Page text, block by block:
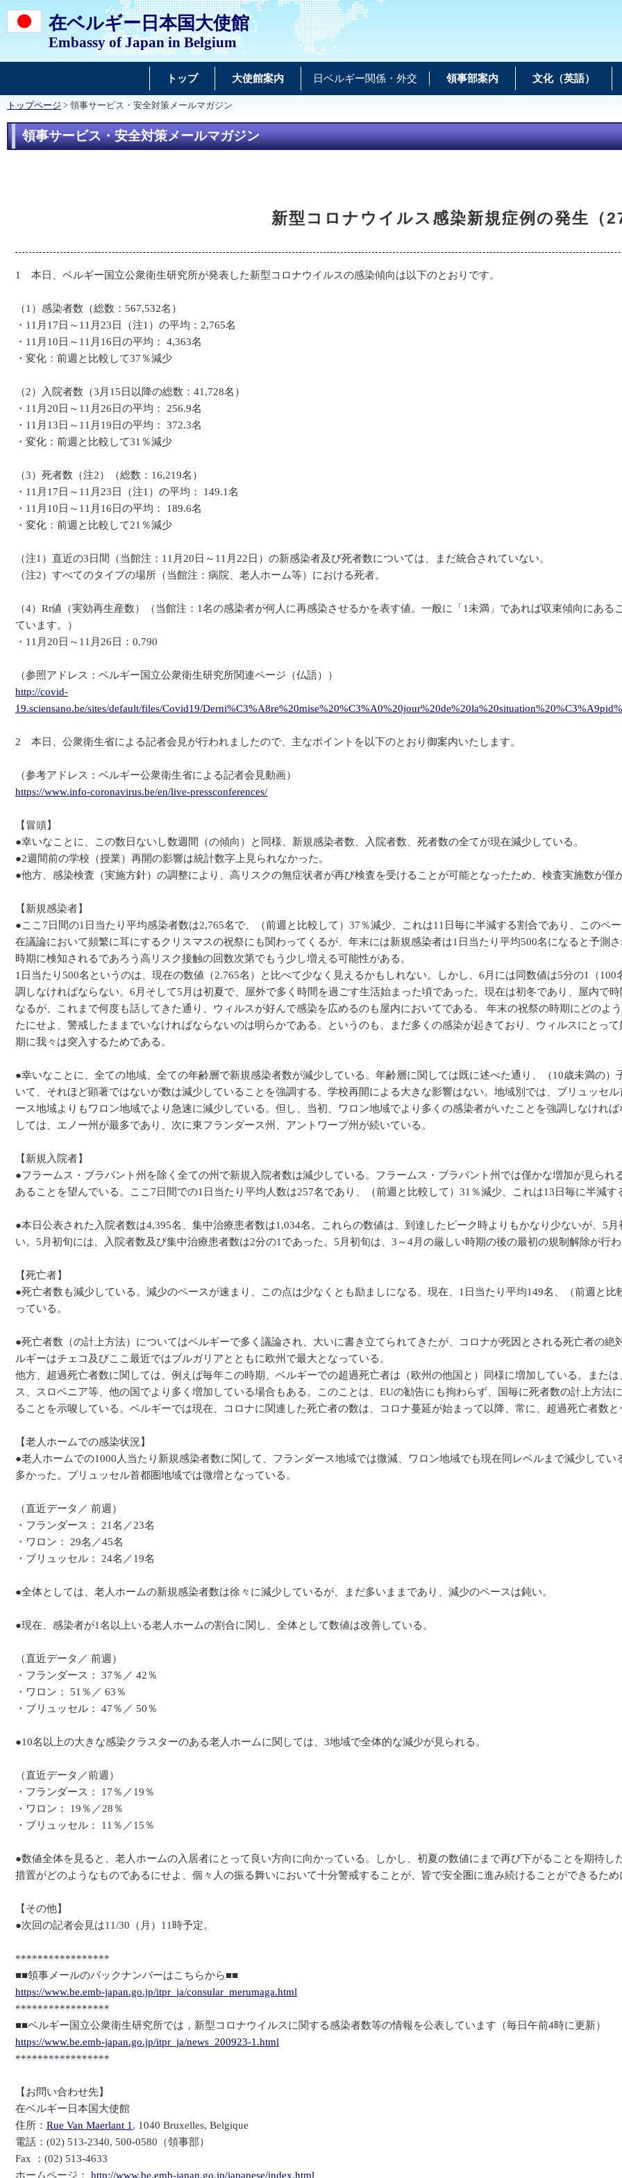
在ベルギー日本国大使館
Embassy of Japan in Belgium
トップ 大使館案内 日ベルギー関係・外交 領事部案内 文化（英語）
トップページ > 領事サービス・安全対策メールマガジン
領事サービス・安全対策メールマガジン
新型コロナウイルス感染新規症例の発生（
1 本日、ベルギー国立公衆衛生研究所が発表した新型コロナウイルスの感染傾向は以下のとおりです。
（1）感染者数（総数：567,532名）
・11月17日～11月23日（注1）の平均：2,765名
・11月10日～11月16日の平均： 4,363名
・変化：前週と比較して37％減少
（2）入院者数（3月15日以降の総数：41,728名）
・11月20日～11月26日の平均： 256.9名
・11月13日～11月19日の平均： 372.3名
・変化：前週と比較して31％減少
（3）死者数（注2）（総数：16,219名）
・11月17日～11月23日（注1）の平均： 149.1名
・11月10日～11月16日の平均： 189.6名
・変化：前週と比較して21％減少
（注1）直近の3日間（当館注：11月20日～11月22日）の新感染者及び死者数については、まだ統合されていない。
（注2）すべてのタイプの場所（当館注：病院、老人ホーム等）における死者。
（4）Rt値（実効再生産数）（当館注：1名の感染者が何人に再感染させるかを表す値。一般に「1未満」であれば収束傾向にある
ています。）
・11月20日～11月26日：0.790
（参照アドレス：ベルギー国立公衆衛生研究所関連ページ（仏語））
http://covid-
19.sciensano.be/sites/default/files/Covid19/
2 本日、公衆衛生省による記者会見が行われましたので、主なポイントを以下のとおり御案内いたします。
（参考アドレス：ベルギー公衆衛生省による記者会見動画）
https://www.info-coronavirus.be/en/live-pressconferences/
【冒頭】
●幸いなことに、この数日ないし数週間（の傾向）と同様、新規感染者数、入院者数、死者数の全てが現在減少している。
●2週間前の学校（授業）再開の影響は統計数字上見られなかった。
●他方、感染検査（実施方針）の調整により、高リスクの無症状者が再び検査を受けることが可能となったため、検査実施数が僅
【新規感染者】
●ここ7日間の1日当たり平均感染者数は2,765名で、（前週と比較して）37％減少、これは11日毎に半減する割合であり、このペ
在議論において頻繁に耳にするクリスマスの祝祭にも関わってくるが、年末には新規感染者は1日当たり平均500名になると予測
時期に検知されるであろう高リスク接触の回数次第でもう少し増える可能性がある。
1日当たり500名というのは、現在の数値（2.765名）と比べて少なく見えるかもしれない。しかし、6月には同数値は5分の1（100
調しなければならない。6月そして5月は初夏で、屋外で多く時間を過ごす生活始まった頃であった。現在は初冬であり、屋内で時
なるが、これまで何度も話してきた通り、ウィルスが好んで感染を広めるのも屋内においてである。 年末の祝祭の時期にどのよ
たにせよ、警戒したままでいなければならないのは明らかである。というのも、まだ多くの感染が起きており、ウィルスにとっ
期に我々は突入するためである。
●幸いなことに、全ての地域、全ての年齢層で新規感染者数が減少している。年齢層に関しては既に述べた通り、（10歳未満の）
いて、それほど顕著ではないが数は減少していることを強調する。学校再開による大きな影響はない。地域別では、ブリュッセ
ース地域よりもワロン地域でより急速に減少している。但し、当初、ワロン地域でより多くの感染者がいたことを強調しなけれ
しては、エノー州が最多であり、次に東フランダース州、アントワープ州が続いている。
【新規入院者】
●フラームス・ブラバント州を除く全ての州で新規入院者数は減少している。フラームス・ブラバント州では僅かな増加が見られ
あることを望んでいる。ここ7日間での1日当たり平均人数は257名であり、（前週と比較して）31％減少、これは13日毎に半減す
●本日公表された入院者数は4,395名、集中治療患者数は1,034名。これらの数値は、到達したピーク時よりもかなり少ないが、5
い。5月初旬には、入院者数及び集中治療患者数は2分の1であった。5月初旬は、3～4月の厳しい時期の後の最初の規制解除が行わ
【死亡者】
●死亡者数も減少している。減少のペースが速まり、この点は少なくとも励ましになる。現在、1日当たり平均149名、（前週と比
っている。
●死亡者数（の計上方法）についてはベルギーで多く議論され、大いに書き立てられてきたが、コロナが死因とされる死亡者の絶
ルギーはチェコ及びここ最近ではブルガリアとともに欧州で最大となっている。
他方、超過死亡者数に関しては、例えば毎年この時期、ベルギーでの超過死亡者は（欧州の他国と）同様に増加している。または
ス、スロベニア等、他の国でより多く増加している場合もある。このことは、EUの勧告にも拘わらず、国毎に死者数の計上方法
ることを示唆している。ベルギーでは現在、コロナに関連した死亡者の数は、コロナ蔓延が始まって以降、常に、超過死亡者数と
【老人ホームでの感染状況】
●老人ホームでの1000人当たり新規感染者数に関して、フランダース地域では微減、ワロン地域でも現在同レベルまで減少してい
多かった。ブリュッセル首都圏地域では微増となっている。
（直近データ／ 前週）
・フランダース： 21名／23名
・ワロン： 29名／45名
・ブリュッセル： 24名／19名
●全体としては、老人ホームの新規感染者数は徐々に減少しているが、まだ多いままであり、減少のペースは鈍い。
●現在、感染者が1名以上いる老人ホームの割合に関し、全体として数値は改善している。
（直近データ／ 前週）
・フランダース： 37％／ 42％
・ワロン： 51％／ 63％
・ブリュッセル： 47％／ 50％
●10名以上の大きな感染クラスターのある老人ホームに関しては、3地域で全体的な減少が見られる。
（直近データ／前週）
・フランダース： 17％／19％
・ワロン： 19％／28％
・ブリュッセル： 11％／15％
●数値全体を見ると、老人ホームの入居者にとって良い方向に向かっている。しかし、初夏の数値にまで再び下がることを期待し
措置がどのようなものであるにせよ、個々人の振る舞いにおいて十分警戒することが、皆で安全圏に進み続けることができるため
【その他】
●次回の記者会見は11/30（月）11時予定。
*****************
■■領事メールのバックナンバーはこちらから■■
https://www.be.emb-japan.go.jp/itpr_ja/consular_merumaga.html
*****************
■■ベルギー国立公衆衛生研究所では，新型コロナウイルスに関する感染者数等の情報を公表しています（毎日午前4時に更新）
https://www.be.emb-japan.go.jp/itpr_ja/news_200923-1.html
*****************
【お問い合わせ先】
在ベルギー日本国大使館
住所： Rue Van Maerlant 1 , 1040 Bruxelles, Belgique
電話：(02) 513-2340, 500-0580（領事部）
Fax ：(02) 513-4633
ホームページ： http://www.be.emb-japan.go.jp/japanese/index.html